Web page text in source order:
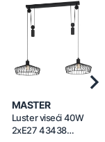
MASTER
Luster viseći 40W
2xE27 43438